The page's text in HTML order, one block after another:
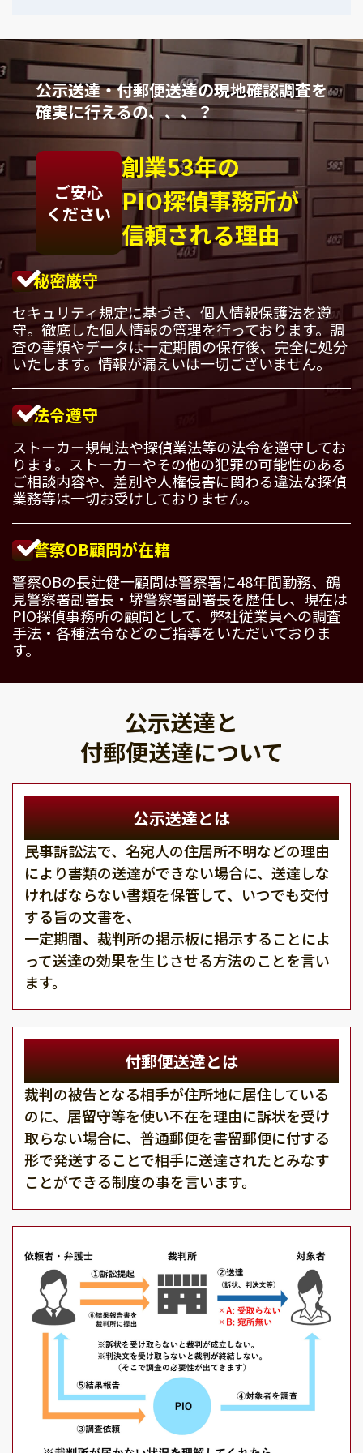
公示送達・付郵便送達の現地確認調査を
確実に行えるの、、、？
ご安心
ください
創業53年の
PIO探偵事務所が
信頼される理由
秘密厳守
セキュリティ規定に基づき、個人情報保護法を遵
守。徹底した個人情報の管理を行っております。調
査の書類やデータは一定期間の保存後、完全に処分
いたします。情報が漏えいは一切ございません。
法令遵守
ストーカー規制法や探偵業法等の法令を遵守してお
ります。ストーカーやその他の犯罪の可能性のある
ご相談内容や、差別や人権侵害に関わる違法な探偵
業務等は一切お受けしておりません。
警察OB顧問が在籍
警察OBの長辻健一顧問は警察署に48年間勤務、鶴
見警察署副署長・堺警察署副署長を歴任し、現在は
PIO探偵事務所の顧問として、弊社従業員への調査
手法・各種法令などのご指導をいただいておりま
す。
公示送達と
付郵便送達について
公示送達とは
民事訴訟法で、名宛人の住居所不明などの理由
により書類の送達ができない場合に、送達しな
ければならない書類を保管して、いつでも交付
する旨の文書を、
一定期間、裁判所の掲示板に掲示することによ
って送達の効果を生じさせる方法のことを言い
ます。
付郵便送達とは
裁判の被告となる相手が住所地に居住している
のに、居留守等を使い不在を理由に訴状を受け
取らない場合に、普通郵便を書留郵便に付する
形で発送することで相手に送達されたとみなす
ことができる制度の事を言います。